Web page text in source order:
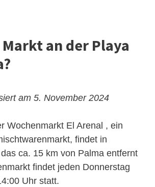
an der Playa
am 5. November 2024
Wochenmarkt El Arenal , ein
findet in
ca. 15 km von Palma entfernt
findet jeden Donnerstag
Uhr statt.